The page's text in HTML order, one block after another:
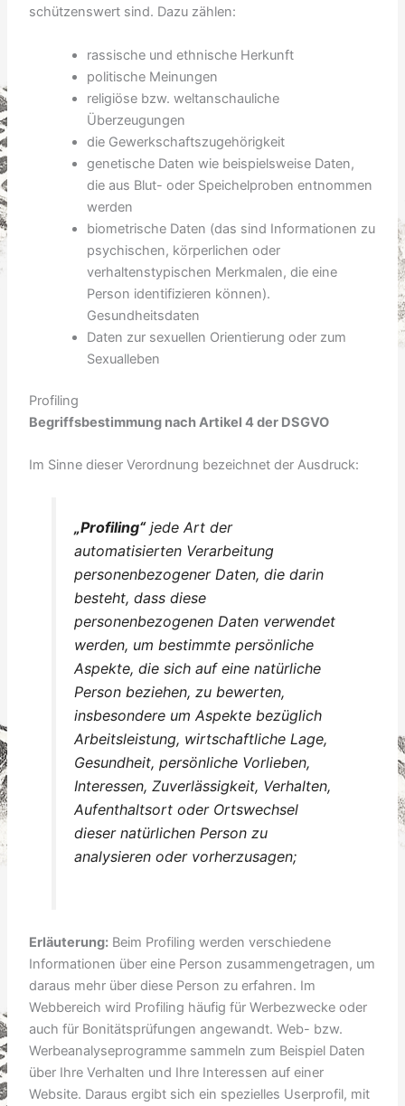
schützenswert sind. Dazu zählen:
rassische und ethnische Herkunft
politische Meinungen
religiöse bzw. weltanschauliche
Überzeugungen
die Gewerkschaftszugehörigkeit
genetische Daten wie beispielsweise Daten,
die aus Blut- oder Speichelproben entnommen
werden
biometrische Daten (das sind Informationen zu
psychischen, körperlichen oder
verhaltenstypischen Merkmalen, die eine
Person identifizieren können).
Gesundheitsdaten
Daten zur sexuellen Orientierung oder zum
Sexualleben
Profiling
Begriffsbestimmung nach Artikel 4 der DSGVO
Im Sinne dieser Verordnung bezeichnet der Ausdruck:
„Profiling“jede Art der
automatisierten Verarbeitung
personenbezogener Daten, die darin
besteht, dass diese
personenbezogenen Daten verwendet
werden, um bestimmte persönliche
Aspekte, die sich auf eine natürliche
Person beziehen, zu bewerten,
insbesondere um Aspekte bezüglich
Arbeitsleistung, wirtschaftliche Lage,
Gesundheit, persönliche Vorlieben,
Interessen, Zuverlässigkeit, Verhalten,
Aufenthaltsort oder Ortswechsel
dieser natürlichen Person zu
analysieren oder vorherzusagen;
Erläuterung: Beim Profiling werden verschiedene
Informationen über eine Person zusammengetragen, um
daraus mehr über diese Person zu erfahren. Im
Webbereich wird Profiling häufig für Werbezwecke oder
auch für Bonitätsprüfungen angewandt. Web- bzw.
Werbeanalyseprogramme sammeln zum Beispiel Daten
über Ihre Verhalten und Ihre Interessen auf einer
Website. Daraus ergibt sich ein spezielles Userprofil, mit